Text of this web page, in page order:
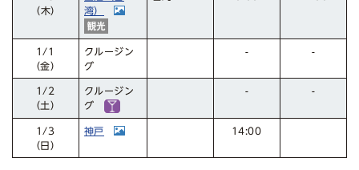
（木） 湾）
1/1
（金）
クルージン
グ
- -
1/2
（土）
クルージン
グ
- -
1/3
（日）
神戸 14:00